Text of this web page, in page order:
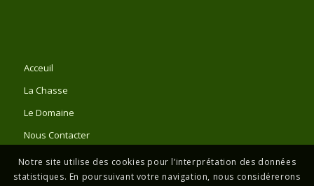
Acceuil
La Chasse
Le Domaine
Nous Contacter
Notre site utilise des cookies pour l’interprétation des données
statistiques. En poursuivant votre navigation, nous considérerons